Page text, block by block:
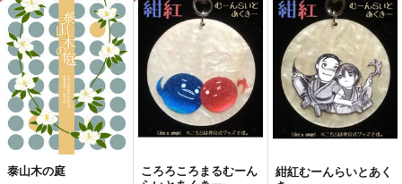
泰山木の庭
ころろころまるむーん
紺紅むーんらいとあく